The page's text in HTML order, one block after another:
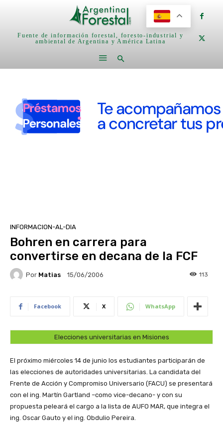
Fuente de información forestal, foresto-industrial y
ambiental de Argentina y América Latina
INFORMACION-AL-DIA
Bohren en carrera para
convertirse en decana de la FCF
Por Matias 15/06/2006 113
Facebook X WhatsApp
Elecciones universitarias en Misiones
El próximo miércoles 14 de junio los estudiantes participarán de
las elecciones de autoridades universitarias. La candidata del
Frente de Acción y Compromiso Universario (FACU) se presentará
con el ing. Martín Gartland –como vice-decano- y con su
propuesta peleará el cargo a la lista de AUFO MAR, que integra el
ing. Oscar Gauto y el ing. Obdulio Pereira.